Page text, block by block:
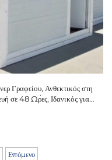
Γραφείου, Ανθεκτικός στη
σε 48 Ώρες, Ιδανικός για
Επόμενο